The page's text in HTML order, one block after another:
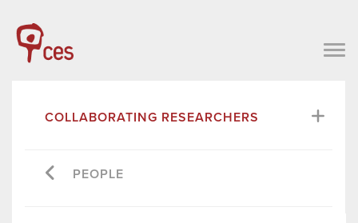
COLLABORATING RESEARCHERS
PEOPLE